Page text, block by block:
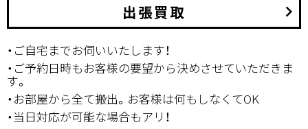
出張買取 keyboard_arrow_right
・ご自宅までお伺いいたします！
・ご予約日時もお客様の要望から決めさせていただきま
す。
・お部屋から全て搬出。お客様は何もしなくてOK
・当日対応が可能な場合もアリ！